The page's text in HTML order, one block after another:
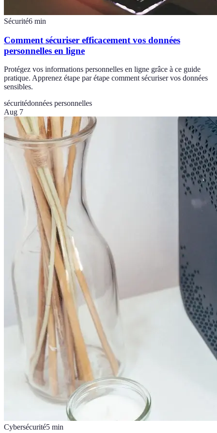
Sécurité6 min
Comment sécuriser efficacement vos données
personnelles en ligne
Protégez vos informations personnelles en ligne grâce à ce guide
pratique. Apprenez étape par étape comment sécuriser vos données
sensibles.
sécuritédonnées personnelles
Aug 7
Cybersécurité5 min